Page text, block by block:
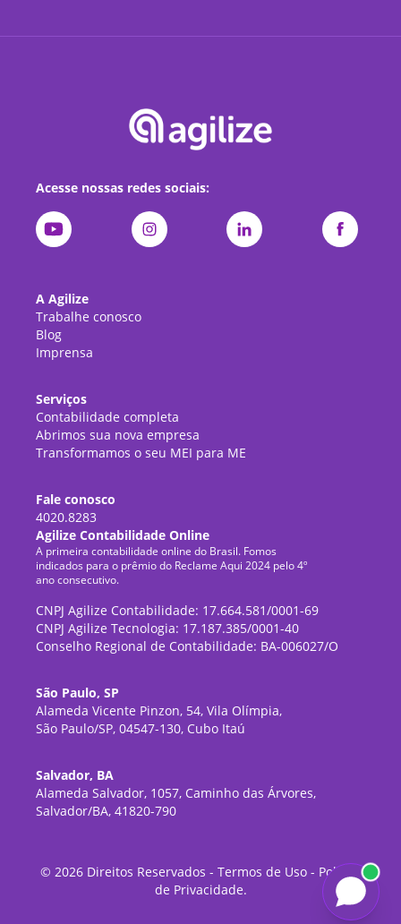
Acesse nossas redes sociais:
A Agilize
Trabalhe conosco
Blog
Imprensa
Serviços
Contabilidade completa
Abrimos sua nova empresa
Transformamos o seu MEI para ME
Fale conosco
4020.8283
Agilize Contabilidade Online
A primeira contabilidade online do Brasil. Fomos
indicados para o prêmio do Reclame Aqui 2024 pelo 4º
ano consecutivo.
CNPJ Agilize Contabilidade: 17.664.581/0001-69
CNPJ Agilize Tecnologia: 17.187.385/0001-40
Conselho Regional de Contabilidade: BA-006027/O
São Paulo, SP
Alameda Vicente Pinzon, 54, Vila Olímpia,
São Paulo/SP, 04547-130, Cubo Itaú
Salvador, BA
Alameda Salvador, 1057, Caminho das Árvores,
Salvador/BA, 41820-790
© 2026Direitos Reservados - Termos de Uso- Política
de Privacidade.